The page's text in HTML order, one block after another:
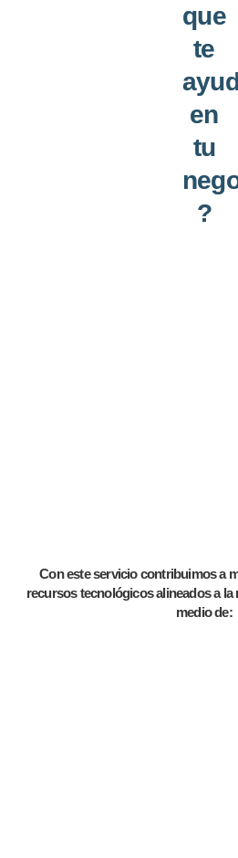
que
te
en
tu
?
Con este servicio contribuimos a
recursos tecnológicos alineados a
medio de: